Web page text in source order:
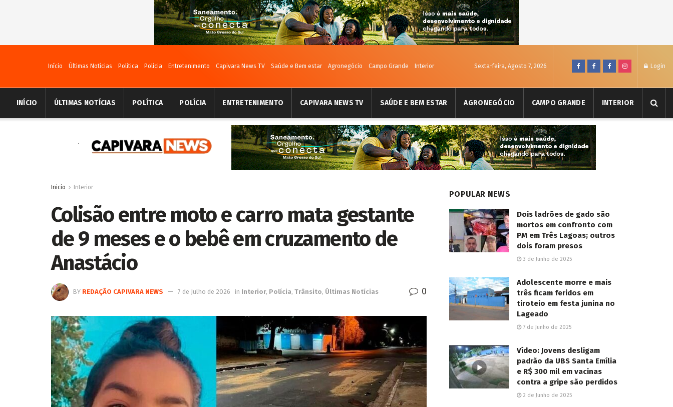
Início Últimas Notícias Política Polícia Entretenimento Capivara News TV Saúde e Bem estar Agronegócio Campo Grande Interior Sexta-feira, Agosto 7, 2026 Login
INÍCIO ÚLTIMAS NOTÍCIAS POLÍTICA POLÍCIA ENTRETENIMENTO CAPIVARA NEWS TV SAÚDE E BEM ESTAR AGRONEGÓCIO CAMPO GRANDE INTERIOR
Inicio Interior
Colisão entre moto e carro mata gestante
de 9 meses e o bebê em cruzamento de
Anastácio
BY REDAÇÃO CAPIVARA NEWS 7 de Julho de 2026 in Interior, Polícia, Trânsito, Últimas Notícias 0
POPULAR NEWS
Dois ladrões de gado são
mortos em confronto com
PM em Três Lagoas; outros
dois foram presos
3 de Junho de 2025
Adolescente morre e mais
três ficam feridos em
tiroteio em festa junina no
Lageado
7 de Junho de 2025
Vídeo: Jovens desligam
padrão da UBS Santa Emília
e R$ 300 mil em vacinas
contra a gripe são perdidos
2 de Junho de 2025